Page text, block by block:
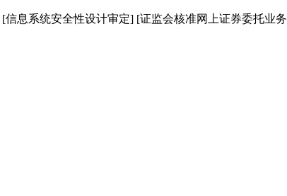
[信息系统安全性设计审定] [证监会核准网上证券委托业